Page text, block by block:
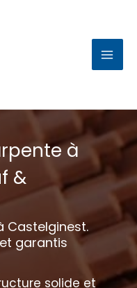
à
&
Castelginest.
garantis
solide et